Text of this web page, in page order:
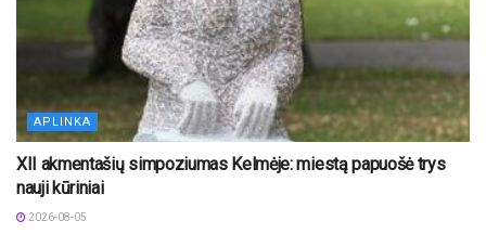
APLINKA
XII akmentašių simpoziumas Kelmėje: miestą papuošė trys
nauji kūriniai
2026-08-05